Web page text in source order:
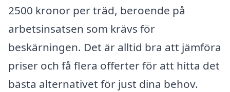
2500 kronor per träd, beroende på
arbetsinsatsen som krävs för
beskärningen. Det är alltid bra att jämföra
priser och få flera offerter för att hitta det
bästa alternativet för just dina behov.